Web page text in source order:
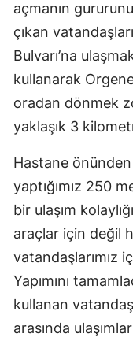
açmanın
çıkan
Bulvarı’na
kullanarak
oradan dönmek
yaklaşık 3
Hastane önünden
yaptığımız 250
bir ulaşım
araçlar için değil
vatandaşlarımız
Yapımını
kullanan
arasında